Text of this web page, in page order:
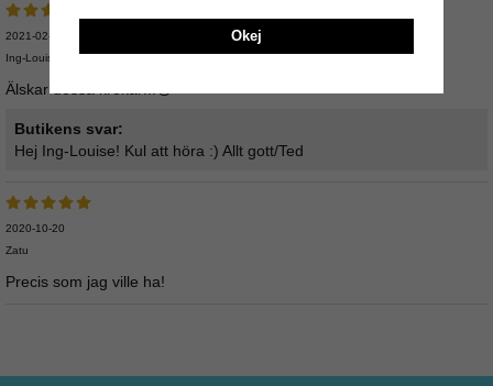
2021-02-12
Ing-Louise
Älskar dessa krokar!!!😍
Butikens svar:
Hej Ing-Louise! Kul att höra :) Allt gott/Ted
2020-10-20
Zatu
Precis som jag ville ha!
Okej